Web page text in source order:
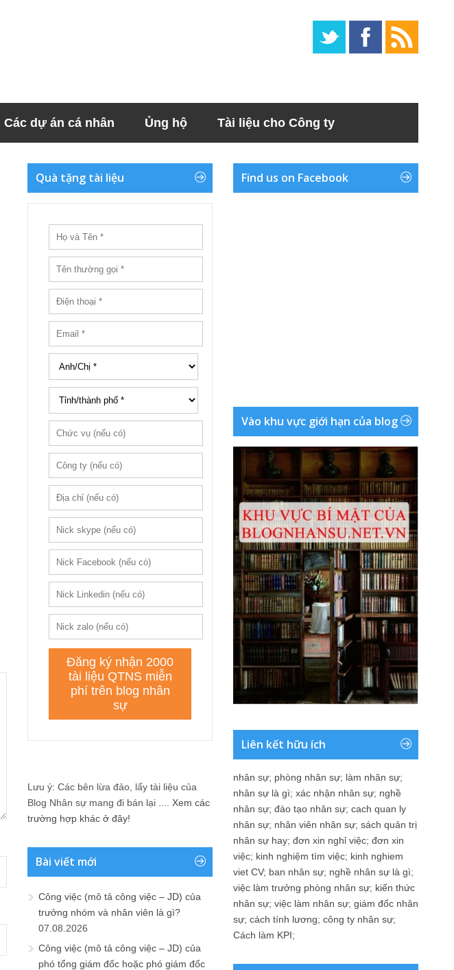
Các dự án cá nhân Ủng hộ Tài liệu cho Công ty
Quà tặng tài liệu
Lưu ý: Các bên lừa đảo, lấy tài liệu của
Blog Nhân sự mang đi bán lại .... Xem các
trường hợp khác ở đây!
Bài viết mới
Công việc (mô tả công việc – JD) của
trưởng nhóm và nhân viên là gì?
07.08.2026
Công việc (mô tả công việc – JD) của
phó tổng giám đốc hoặc phó giám đốc
Find us on Facebook
Vào khu vực giới hạn của blog
Liên kết hữu ích
nhân sự; phòng nhân sự; làm nhân sự;
nhân sự là gì; xác nhận nhân sự; nghề
nhân sự; đào tạo nhân sự; cach quan ly
nhân sự; nhân viên nhân sự; sách quản trị
nhân sự hay; đơn xin nghỉ việc; đơn xin
việc; kinh nghiệm tìm việc; kinh nghiem
viet CV; ban nhân sự; nghề nhân sự là gì;
việc làm trưởng phòng nhân sự; kiến thức
nhân sự; việc làm nhân sự; giám đốc nhân
sự; cách tính lương; công ty nhân sự;
Cách làm KPI;